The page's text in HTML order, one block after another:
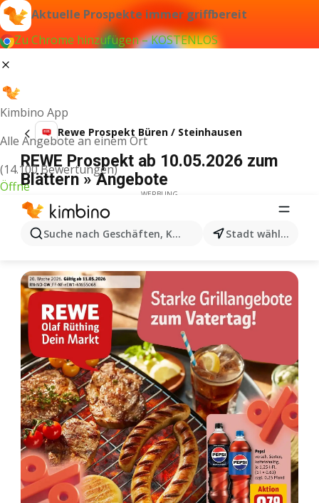
Aktuelle Prospekte immer griffbereit
Zu Chrome hinzufügen – KOSTENLOS
Kimbino App
Alle Angebote an einem Ort
(14.100 Bewertungen)
Öffne
Suche nach Geschäften, Kategorien, Produkten...
Stadt wählen
Rewe Prospekt Büren / Steinhausen
REWE Prospekt ab 10.05.2026 zum
Blättern » Angebote
WERBUNG